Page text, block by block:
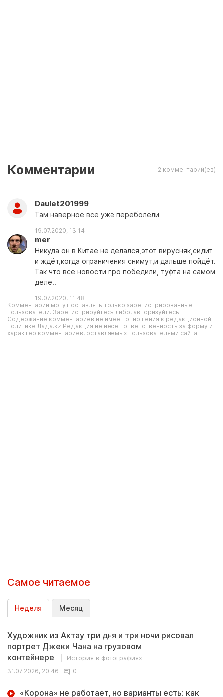
Комментарии 2 комментарий(ев)
Daulet201999
Там наверное все уже переболели
19.07.2020, 13:14
mer
Никуда он в Китае не делался,этот вирусняк,сидит
и ждёт,когда ограничения снимут,и дальше пойдёт.
Так что все новости про победили, туфта на самом
деле..
19.07.2020, 11:48
Комментарии могут оставлять только зарегистрированные
пользователи. Зарегистрируйтесь либо, авторизуйтесь.
Содержание комментариев не имеет отношения к редакционной
политике Лада.kz.Редакция не несет ответственность за форму и
характер комментариев, оставляемых пользователями сайта.
Самое читаемое
Неделя Месяц
Художник из Актау три дня и три ночи рисовал
портрет Джеки Чана на грузовом
контейнере
История в фотографиях
31.07.2026, 20:46
0
«Корона» не работает, но варианты есть: как